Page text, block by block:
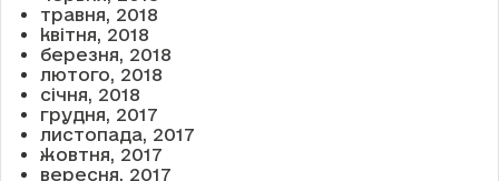
травня, 2018
квітня, 2018
березня, 2018
лютого, 2018
січня, 2018
грудня, 2017
листопада, 2017
жовтня, 2017
вересня, 2017